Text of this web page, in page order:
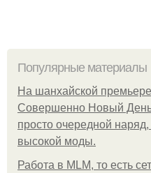
Популярные материалы
На шанхайской
Совершенно Новый
просто очередной
высокой моды.
Работа в MLM, то есть